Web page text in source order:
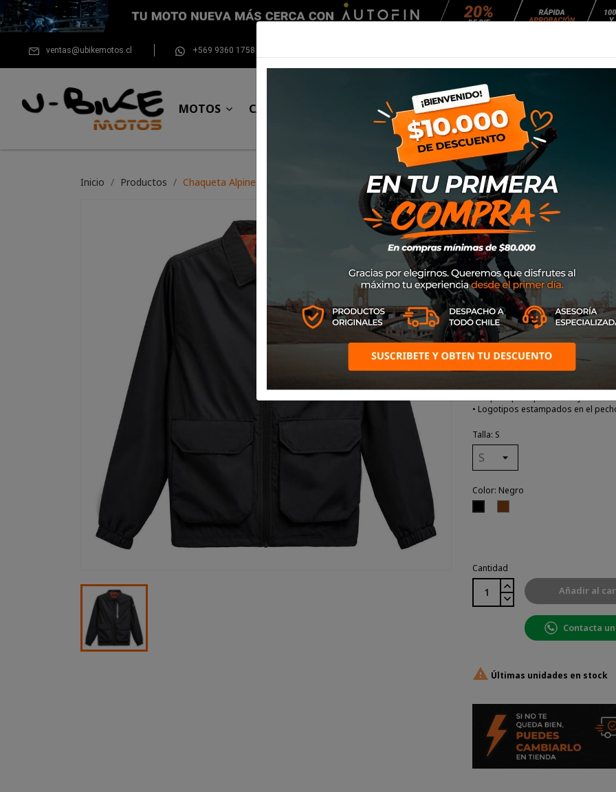
ventas@ubikemotos.cl +569 9360 1758
MOTOS CASCOS EQUIPAMIENTO NEUMÁTICOS MANTENCIÓN
Inicio Productos Chaqueta Alpinestars Coaches Plus
Chaqueta
SKU1213-11102
$59.900
• Chaqueta de utilitario
• Chaqueta cortavientos liviana,
• Bolsillos para las manos debajo
• Etiqueta principal interna y marca
• Logotipos estampados en el
Talla: S
Color: Negro
Cantidad
Añadir al
Contacta
 Últimas unidades en stock